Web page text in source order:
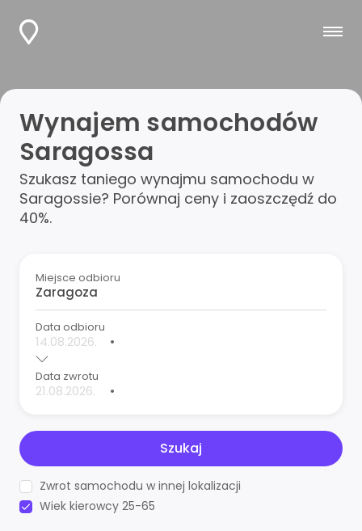
Wynajem samochodów
Saragossa
Szukasz taniego wynajmu samochodu w
Saragossie? Porównaj ceny i zaoszczędź do
40%.
Miejsce odbioru
Data odbioru
•
Data zwrotu
•
Szukaj
Zwrot samochodu w innej lokalizacji
Wiek kierowcy 25-65